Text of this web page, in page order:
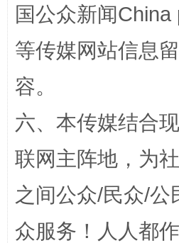
“蜀中异人”王建安的艺术
国公众新闻
等传媒网站信息
容。
六、本传媒结合
联网主阵地，为
之间公众/民众/
众服务！人人都